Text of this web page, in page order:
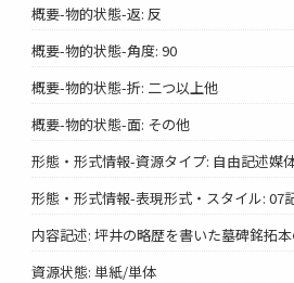
概要-物的状態-返: 反
概要-物的状態-角度: 90
概要-物的状態-折: 二つ以上他
概要-物的状態-面: その他
形態・形式情報-資源タイプ: 自由記述媒
形態・形式情報-表現形式・スタイル: 07
内容記述: 坪井の略歴を書いた墓碑銘拓本
資源状態: 単紙/単体